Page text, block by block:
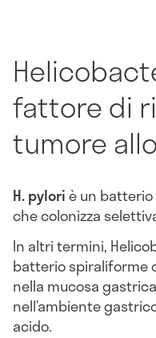
fattore di
tumore
H. pyloriè un
che colonizza
In altri termini,
batterio spiraliforme
nella mucosa
nell’ambiente
acido.